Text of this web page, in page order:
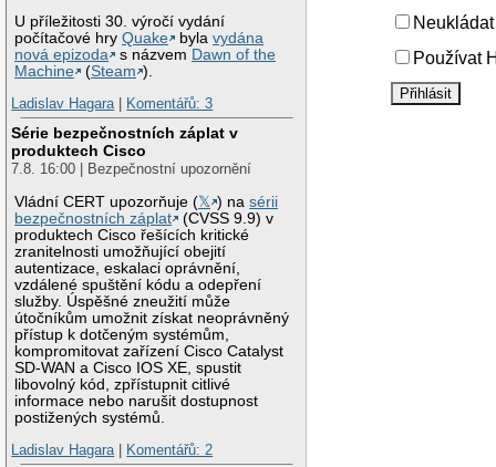
U příležitosti 30. výročí vydání
počítačové hryQuake bylavydána
nová epizoda
s názvem Dawn of the
Machine
(Steam ).
Ladislav Hagara| Komentářů: 3
Série bezpečnostních záplat v
produktech Cisco
7.8. 16:00 | Bezpečnostní upozornění
Vládní CERT upozorňuje (𝕏 ) nasérii
bezpečnostních záplat
(CVSS 9.9) v
produktech Cisco řešících kritické
zranitelnosti umožňující obejití
autentizace, eskalaci oprávnění,
vzdálené spuštění kódu a odepření
služby. Úspěšné zneužití může
útočníkům umožnit získat neoprávněný
přístup k dotčeným systémům,
kompromitovat zařízení Cisco Catalyst
SD-WAN a Cisco IOS XE, spustit
libovolný kód, zpřístupnit citlivé
informace nebo narušit dostupnost
postižených systémů.
Ladislav Hagara| Komentářů: 2
Používat